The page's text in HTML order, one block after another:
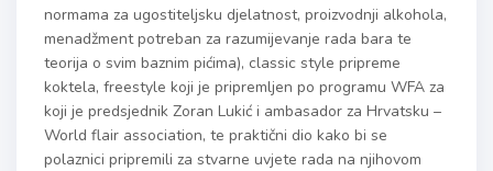
normama za ugostiteljsku djelatnost, proizvodnji alkohola,
menadžment potreban za razumijevanje rada bara te
teorija o svim baznim pićima), classic style pripreme
koktela, freestyle koji je pripremljen po programu WFA za
koji je predsjednik Zoran Lukić i ambasador za Hrvatsku –
World flair association, te praktični dio kako bi se
polaznici pripremili za stvarne uvjete rada na njihovom